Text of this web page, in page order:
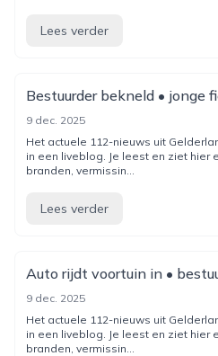
Lees verder
Bestuurder bekneld • jonge
9 dec. 2025
Het actuele 112-nieuws uit
in een liveblog. Je leest en ziet hier
branden, vermissin...
Lees verder
Auto rijdt voortuin in •
9 dec. 2025
Het actuele 112-nieuws uit
in een liveblog. Je leest en ziet hier
branden, vermissin...